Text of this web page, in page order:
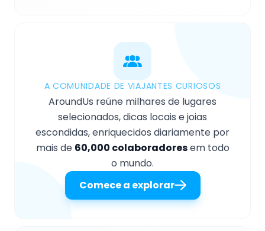
A COMUNIDADE DE VIAJANTES CURIOSOS
AroundUs reúne milhares de lugares
selecionados, dicas locais e joias
escondidas, enriquecidos diariamente por
mais de 60,000 colaboradoresem todo
o mundo.
Comece a explorar